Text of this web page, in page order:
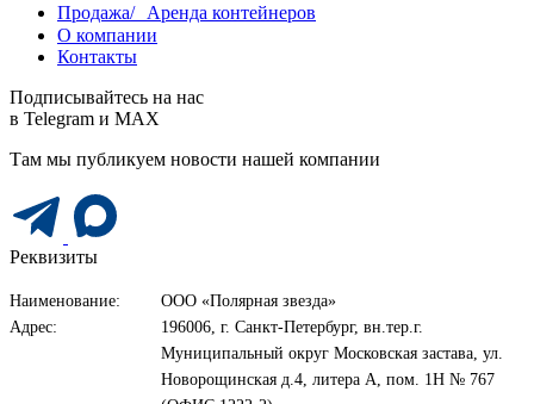
Продажа/ Аренда контейнеров
О компании
Контакты
Подписывайтесь на нас
в Telegram и MAX
Там мы публикуем новости нашей компании
Реквизиты
Наименование:
ООО «Полярная звезда»
Адрес:
196006, г. Санкт-Петербург, вн.тер.г.
Муниципальный округ Московская застава, ул.
Новорощинская д.4, литера А, пом. 1Н № 767